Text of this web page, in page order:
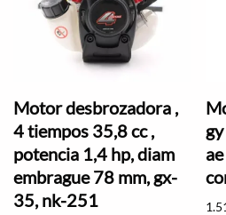
Motor desbrozadora ,
4 tiempos 35,8 cc ,
potencia 1,4 hp, diam
embrague 78 mm, gx-
35, nk-251